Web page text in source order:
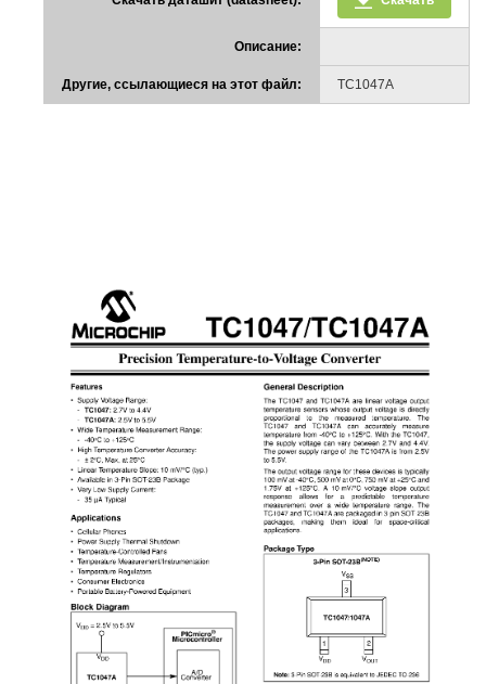
Описание:
Другие, ссылающиеся на этот файл: TC1047A